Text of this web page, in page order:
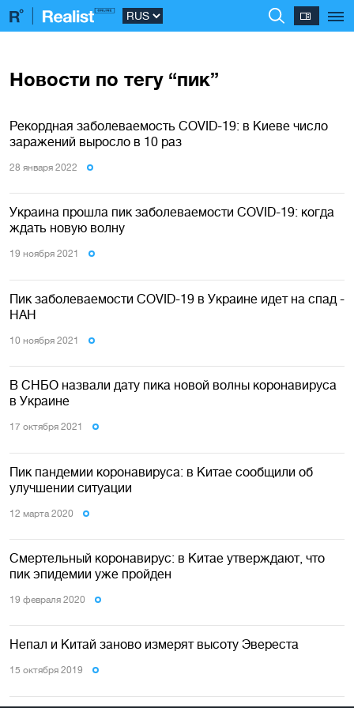
Новости по тегу “пик”
Рекордная заболеваемость COVID-19: в Киеве число
заражений выросло в 10 раз
28 января 2022
Украина прошла пик заболеваемости COVID-19: когда
ждать новую волну
19 ноября 2021
Пик заболеваемости COVID-19 в Украине идет на спад -
НАН
10 ноября 2021
В СНБО назвали дату пика новой волны коронавируса
в Украине
17 октября 2021
Пик пандемии коронавируса: в Китае сообщили об
улучшении ситуации
12 марта 2020
Смертельный коронавирус: в Китае утверждают, что
пик эпидемии уже пройден
19 февраля 2020
Непал и Китай заново измерят высоту Эвереста
15 октября 2019